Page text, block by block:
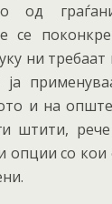
од
се
ни
ја
и на
штити,
опции со кои